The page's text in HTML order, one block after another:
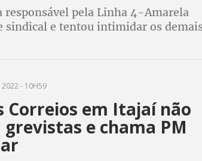
responsável pela Linha 4-Amarela
sindical e tentou intimidar os
2022 - 10H59
Correios em Itajaí não
e chama PM